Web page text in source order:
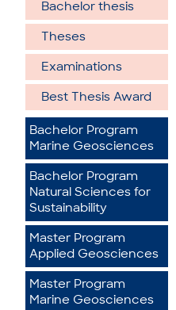
Bachelor thesis
Theses
Examinations
Best Thesis Award
Bachelor Program
Marine Geosciences
Bachelor Program
Natural Sciences for
Sustainability
Master Program
Applied Geosciences
Master Program
Marine Geosciences